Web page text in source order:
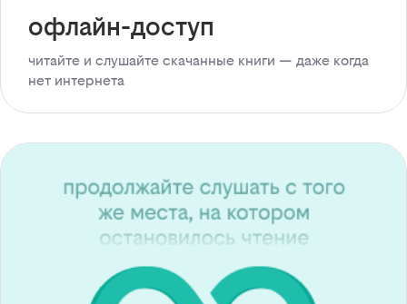
офлайн-доступ
читайте и слушайте скачанные книги — даже когда
нет интернета